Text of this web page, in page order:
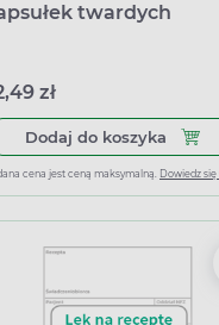
Max Sprint, 40
twardych
zł
Dodaj do koszyka
cena jest ceną maksymalną. Dowiedz